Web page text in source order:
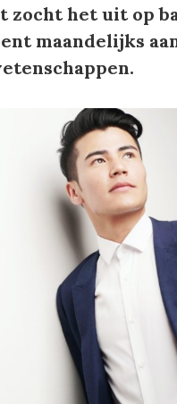
zocht het uit op
maandelijks